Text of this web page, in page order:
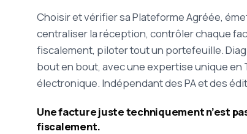
Choisir et vérifier sa Plateforme Agréée,
centraliser la réception, contrôler chaque
fiscalement, piloter tout un portefeuille.
bout en bout, avec une expertise unique en
électronique. Indépendant des PA et des
Une facture juste techniquement n’est
fiscalement.